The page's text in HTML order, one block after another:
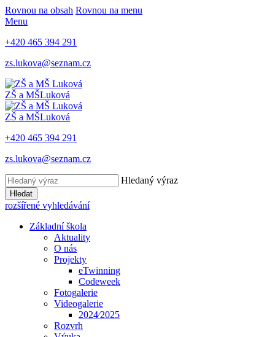
Rovnou na obsah Rovnou na menu
Menu
+420 465 394 291
zs.lukova@seznam.cz
ZŠ a MŠLuková
ZŠ a MŠLuková
+420 465 394 291
zs.lukova@seznam.cz
Hledaný výraz
Hledat
rozšířené vyhledávání
Základní škola
Aktuality
O nás
Projekty
eTwinning
Codeweek
Fotogalerie
Videogalerie
2024⁄2025
Rozvrh